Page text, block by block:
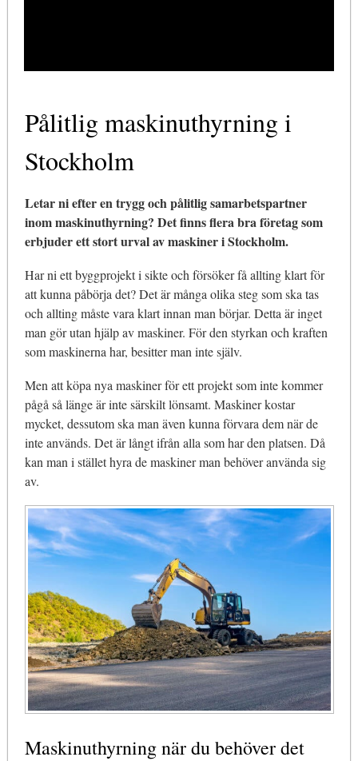
Pålitlig maskinuthyrning i
Stockholm
Letar ni efter en trygg och pålitlig samarbetspartner
inom maskinuthyrning? Det finns flera bra företag som
erbjuder ett stort urval av maskiner i Stockholm.
Har ni ett byggprojekt i sikte och försöker få allting klart för
att kunna påbörja det? Det är många olika steg som ska tas
och allting måste vara klart innan man börjar. Detta är inget
man gör utan hjälp av maskiner. För den styrkan och kraften
som maskinerna har, besitter man inte själv.
Men att köpa nya maskiner för ett projekt som inte kommer
pågå så länge är inte särskilt lönsamt. Maskiner kostar
mycket, dessutom ska man även kunna förvara dem när de
inte används. Det är långt ifrån alla som har den platsen. Då
kan man i stället hyra de maskiner man behöver använda sig
av.
Maskinuthyrning när du behöver det